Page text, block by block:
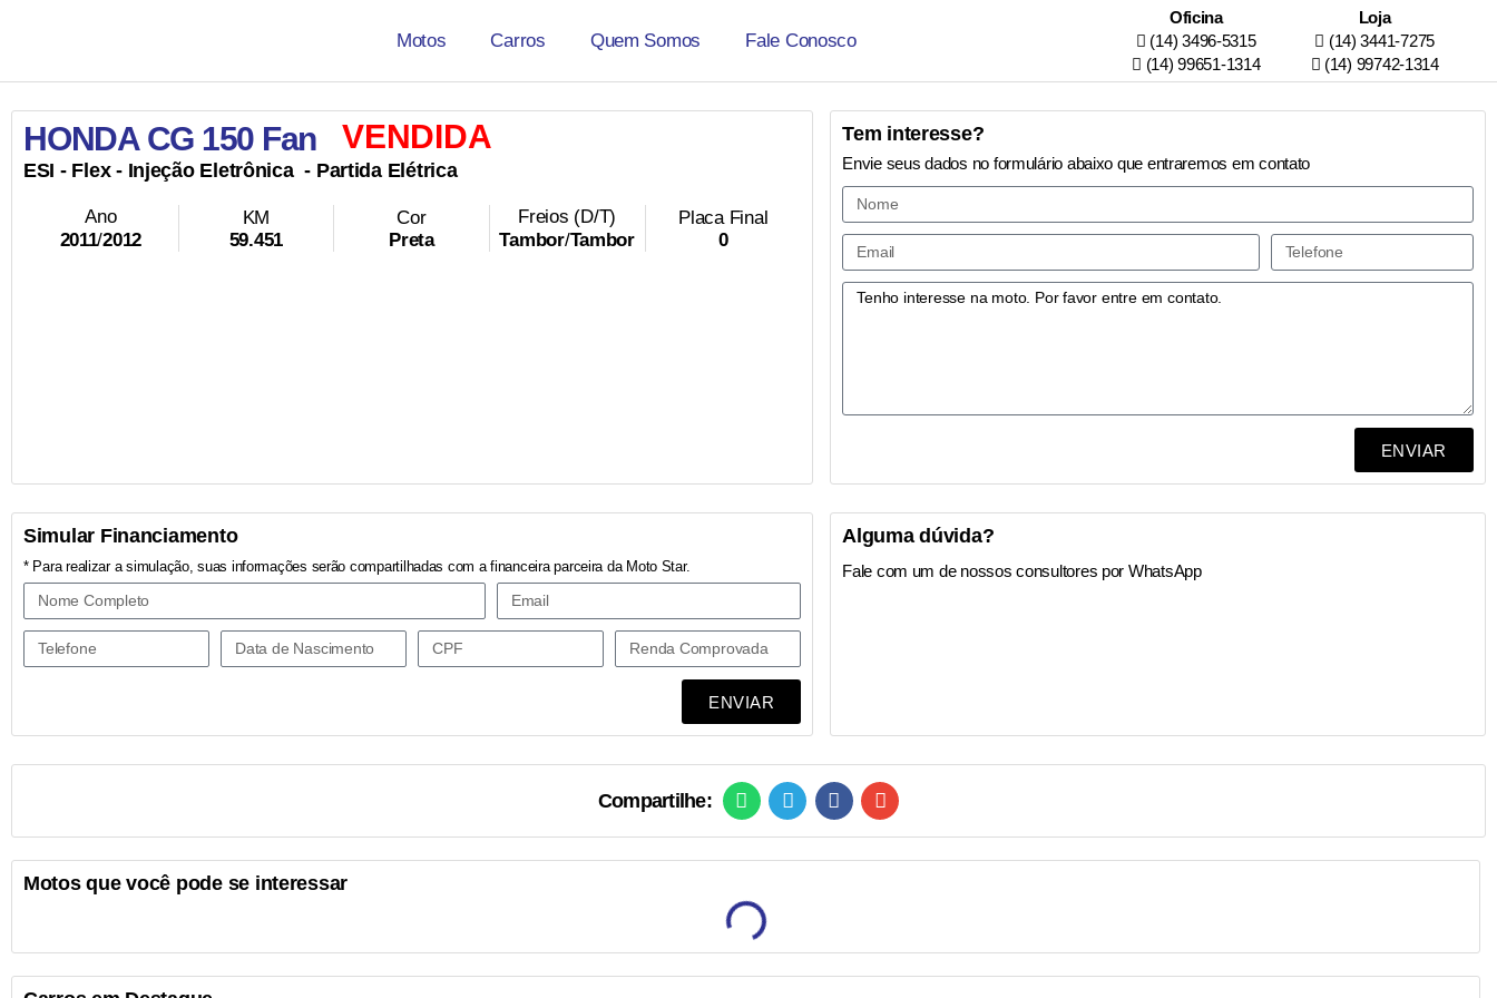
Motos Carros Quem Somos Fale Conosco
Oficina
(14) 3496-5315
(14) 99651-1314
Loja
(14) 3441-7275
(14) 99742-1314
HONDA CG 150 Fan VENDIDA
ESI - Flex- Injeção Eletrônica - Partida Elétrica
Ano
2011/2012
KM
59.451
Cor
Preta
Freios (D/T)
Tambor/Tambor
Placa Final
0
Tem interesse?
Envie seus dados no formulário abaixo que entraremos em contato
ENVIAR
Simular Financiamento
* Para realizar a simulação, suas informações serão compartilhadas com a financeira parceira da Moto Star.
ENVIAR
Alguma dúvida?
Fale com um de nossos consultores por WhatsApp
Compartilhe:
Motos que você pode se interessar